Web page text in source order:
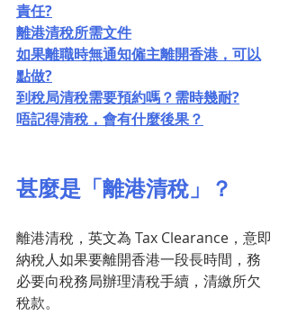
責任?
離港清稅所需文件
如果離職時無通知僱主離開香港，可以
點做?
到稅局清稅需要預約嗎？需時幾耐?
唔記得清稅，會有什麼後果？
甚麼是「離港清稅」？
離港清稅，英文為 Tax Clearance，意即
納稅人如果要離開香港一段長時間，務
必要向稅務局辦理清稅手續，清繳所欠
稅款。